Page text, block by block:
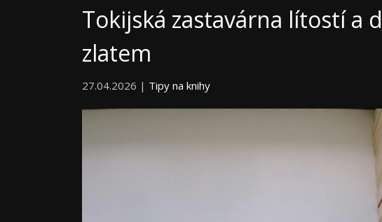
Tokijská zastavárna lítostí a
zlatem
27.04.2026 | Tipy na knihy